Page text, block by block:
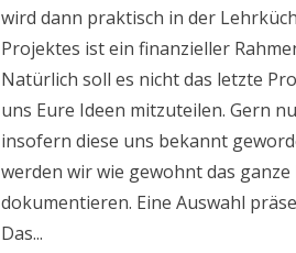
wird dann praktisch in der
Projektes ist ein finanzieller
Natürlich soll es nicht das letzte
uns Eure Ideen mitzuteilen. Gern
insofern diese uns bekannt
werden wir wie gewohnt das
dokumentieren. Eine Auswahl
Das...